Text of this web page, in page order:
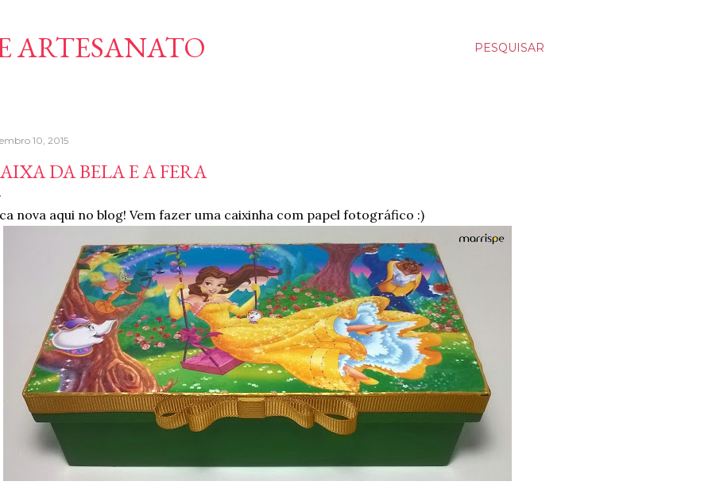
PESQUISAR
ARTESANATO
10, 2015
DA BELA E A FERA
nova aqui no blog! Vem fazer uma caixinha com papel fotográfico :)